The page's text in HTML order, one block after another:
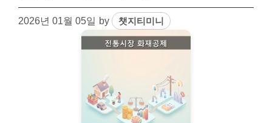
2026년 01월 05일 by 챗지티미니